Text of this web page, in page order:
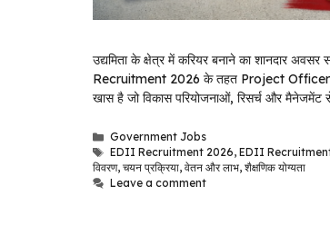
उद्यमिता के क्षेत्र में करियर बनाने का
Recruitment 2026 के तहत Project Officer
खास है जो विकास परियोजनाओं, रिसर्च और मैनेजमेंट
Categories
Government Jobs
Tags
EDII Recruitment 2026,EDII Recruitment
विवरण, चयन प्रक्रिया, वेतन और लाभ, शैक्षणिक योग्यता
Leave a comment